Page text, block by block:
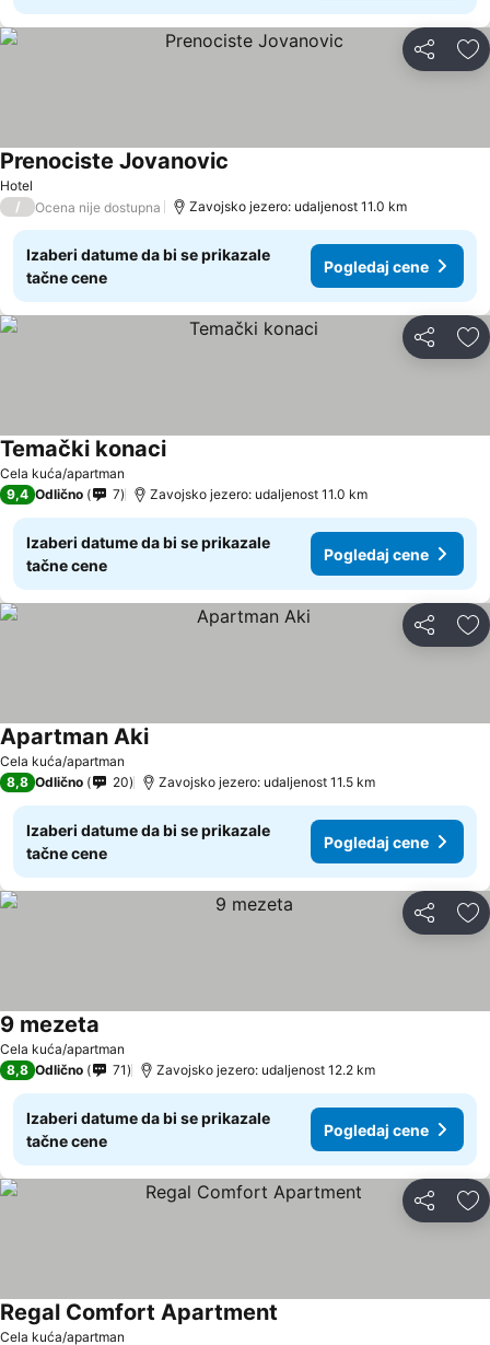
Deli
Hotel
Prenociste Jovanovic
/ Ocena nije dostupna Zavojsko jezero: udaljenost 11.0 km
Izaberi datume da bi se prikazale
tačne cene
Pogledaj cene
Deli
Cela kuća/apartman
Temački konaciPogledaj cene
9,4 Odlično 7 Zavojsko jezero: udaljenost 11.0 km
Izaberi datume da bi se prikazale
tačne cene
Pogledaj cene
Deli
Cela kuća/apartman
Apartman AkiPogledaj cene
8,8 Odlično 20 Zavojsko jezero: udaljenost 11.5 km
Izaberi datume da bi se prikazale
tačne cene
Pogledaj cene
Deli
Cela kuća/apartman
9 mezeta
8,8 Odlično 71 Zavojsko jezero: udaljenost 12.2 km
Izaberi datume da bi se prikazale
tačne cene
Pogledaj cene
Deli
Cela kuća/apartman
Regal Comfort Apartment